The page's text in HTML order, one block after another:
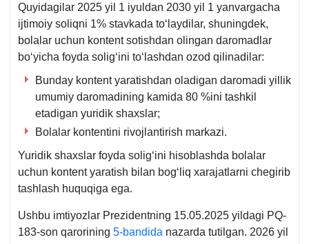
Quyidagilar 2025 yil 1 iyuldan 2030 yil 1 yanvargacha
ijtimoiy soliqni 1% stavkada toʻlaydilar, shuningdek,
bolalar uchun kontent sotishdan olingan daromadlar
boʻyicha foyda soligʻini toʻlashdan ozod qilinadilar:
Bunday kontent yaratishdan oladigan daromadi yillik
umumiy daromadining kamida 80 %ini tashkil
etadigan yuridik shaхslar;
Bolalar kontentini rivojlantirish markazi.
Yuridik shaхslar foyda soligʻini hisoblashda bolalar
uchun kontent yaratish bilan bogʻliq хarajatlarni chegirib
tashlash huquqiga ega.
Ushbu imtiyozlar Prezidentning 15.05.2025 yildagi PQ-
183-son qarorining 5-bandida nazarda tutilgan. 2026 yil